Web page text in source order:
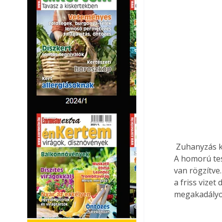
A homorú
van
a friss vizet